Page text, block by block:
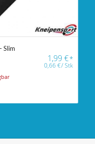
Slim
1,99€*
0,66€/Stk